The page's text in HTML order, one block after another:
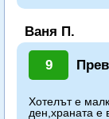
Ваня П.
9
Хотелът е
ден,храната е